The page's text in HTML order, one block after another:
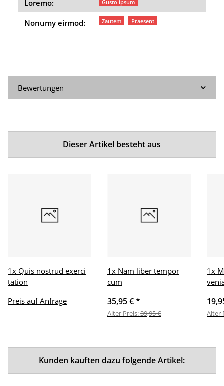
Loremo: Gusto ipsum
Nonumy eirmod: Zautem Praesent
Bewertungen
Dieser Artikel besteht aus
1x Quis nostrud exerci
tation
Preis auf Anfrage
1x Nam liber tempor
cum
35,95 €*
Alter Preis:39,95 €
1x
Alter
Kunden kauften dazu folgende Artikel: